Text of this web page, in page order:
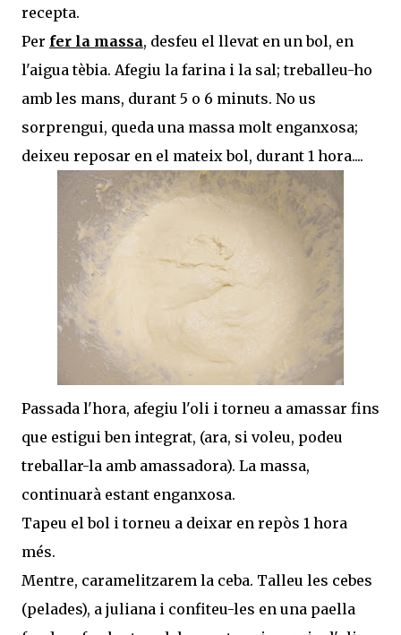
recepta.
Per fer la massa, desfeu el llevat en un bol, en
l'aigua tèbia. Afegiu la farina i la sal; treballeu-ho
amb les mans, durant 5 o 6 minuts. No us
sorprengui, queda una massa molt enganxosa;
deixeu reposar en el mateix bol, durant 1 hora....
Passada l'hora, afegiu l'oli i torneu a amassar fins
que estigui ben integrat, (ara, si voleu, podeu
treballar-la amb amassadora). La massa,
continuarà estant enganxosa.
Tapeu el bol i torneu a deixar en repòs 1 hora
més.
Mentre, caramelitzarem la ceba. Talleu les cebes
(pelades), a juliana i confiteu-les en una paella